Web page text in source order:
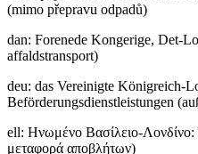
(mimo přepravu odpadů)
dan: Forenede Kongerige, Det-
affaldstransport)
deu: das Vereinigte Königreich-
Beförderungsdienstleistungen
ell: Ηνωμένο Βασίλειο-
μεταφορά αποβλήτων)